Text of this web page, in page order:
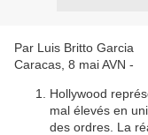
Par Luis Britto Garcia
Caracas, 8 mai AVN -
Hollywood
mal élevés en
des ordres. La